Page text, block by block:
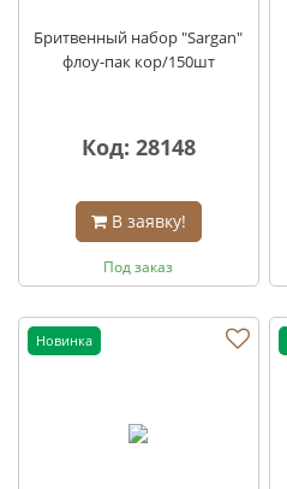
Бритвенный набор "Sargan"
флоу-пак кор/150шт
Код: 28148
В заявку!
Под заказ
Новинка